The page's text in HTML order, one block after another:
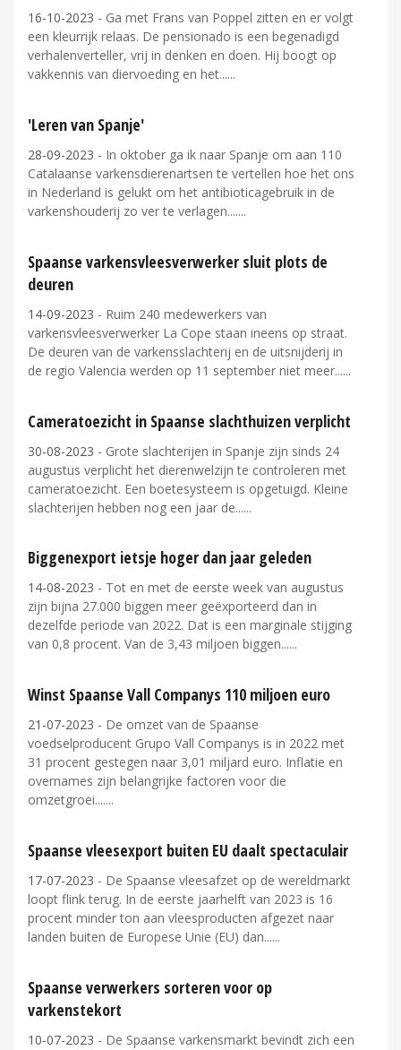
16-10-2023 - Ga met Frans van Poppel zitten en er volgt
een kleurrijk relaas. De pensionado is een begenadigd
verhalenverteller, vrij in denken en doen. Hij boogt op
vakkennis van diervoeding en het...
'Leren van Spanje'
28-09-2023 - In oktober ga ik naar Spanje om aan 110
Catalaanse varkensdierenartsen te vertellen hoe het ons
in Nederland is gelukt om het antibioticagebruik in de
varkenshouderij zo ver te verlagen....
Spaanse varkensvleesverwerker sluit plots de
deuren
14-09-2023 - Ruim 240 medewerkers van
varkensvleesverwerker La Cope staan ineens op straat.
De deuren van de varkensslachterij en de uitsnijderij in
de regio Valencia werden op 11 september niet meer...
Cameratoezicht in Spaanse slachthuizen verplicht
30-08-2023 - Grote slachterijen in Spanje zijn sinds 24
augustus verplicht het dierenwelzijn te controleren met
cameratoezicht. Een boetesysteem is opgetuigd. Kleine
slachterijen hebben nog een jaar de...
Biggenexport ietsje hoger dan jaar geleden
14-08-2023 - Tot en met de eerste week van augustus
zijn bijna 27.000 biggen meer geëxporteerd dan in
dezelfde periode van 2022. Dat is een marginale stijging
van 0,8 procent. Van de 3,43 miljoen biggen...
Winst Spaanse Vall Companys 110 miljoen euro
21-07-2023 - De omzet van de Spaanse
voedselproducent Grupo Vall Companys is in 2022 met
31 procent gestegen naar 3,01 miljard euro. Inflatie en
overnames zijn belangrijke factoren voor die
omzetgroei....
Spaanse vleesexport buiten EU daalt spectaculair
17-07-2023 - De Spaanse vleesafzet op de wereldmarkt
loopt flink terug. In de eerste jaarhelft van 2023 is 16
procent minder ton aan vleesproducten afgezet naar
landen buiten de Europese Unie (EU) dan...
Spaanse verwerkers sorteren voor op
varkenstekort
10-07-2023 - De Spaanse varkensmarkt bevindt zich een